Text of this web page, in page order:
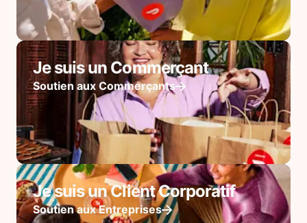
Je suis un Commerçant
Soutien aux Commerçants
Je suis un Client Corporatif
Soutien aux Entreprises